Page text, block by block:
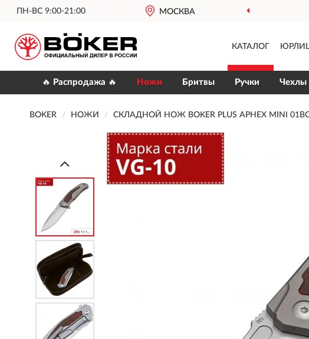
ПН-ВС 9:00-21:00 МОСКВА
КАТАЛОГ
🔥 Распродажа 🔥 Ножи Бритвы Ручки Чехлы
BOKER НОЖИ СКЛАДНОЙ НОЖ BOKER PLUS APHEX MINI